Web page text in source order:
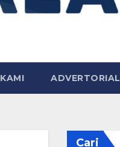
ADVERTORIAL
Cari